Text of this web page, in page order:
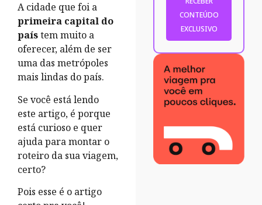
A cidade que foi a
primeira capital do
paístem muito a
oferecer, além de ser
uma das metrópoles
mais lindas do país.
Se você está lendo
este artigo, é porque
está curioso e quer
ajuda para montar o
roteiro da sua viagem,
certo?
Pois esse é o artigo